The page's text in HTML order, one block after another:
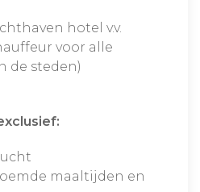
hotel v.v.
voor alle
de steden)
maaltijden en